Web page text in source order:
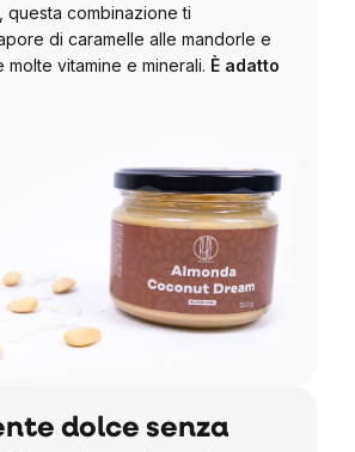
questa combinazione ti
di caramelle alle mandorle e
vitamine e minerali. È adatto
dolce senza